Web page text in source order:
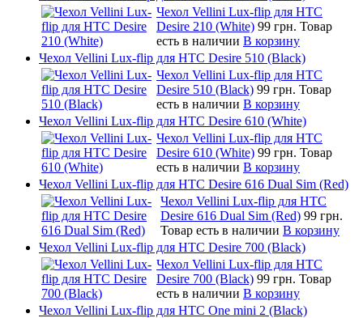
Чехол Vellini Lux-flip для HTC
Desire 210 (White) 99 грн. Товар
есть в наличии В корзину
Чехол Vellini Lux-flip для HTC Desire 510 (Black)
Чехол Vellini Lux-flip для HTC
Desire 510 (Black) 99 грн. Товар
есть в наличии В корзину
Чехол Vellini Lux-flip для HTC Desire 610 (White)
Чехол Vellini Lux-flip для HTC
Desire 610 (White) 99 грн. Товар
есть в наличии В корзину
Чехол Vellini Lux-flip для HTC Desire 616 Dual Sim (Red)
Чехол Vellini Lux-flip для HTC
Desire 616 Dual Sim (Red) 99 грн.
Товар есть в наличии В корзину
Чехол Vellini Lux-flip для HTC Desire 700 (Black)
Чехол Vellini Lux-flip для HTC
Desire 700 (Black) 99 грн. Товар
есть в наличии В корзину
Чехол Vellini Lux-flip для HTC One mini 2 (Black)